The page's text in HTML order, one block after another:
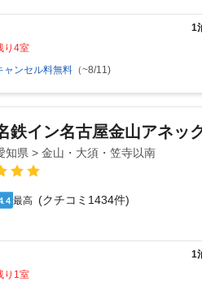
1
り4室
ャンセル料無料 （~8/11)
鉄イン名古屋金山アネッ
知県 > 金山・大須・笠寺以南
最高 (クチコミ1434件)
1
り1室